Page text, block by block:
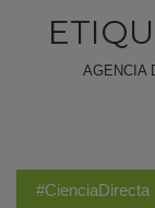
AGENCIA
#CienciaDirecta